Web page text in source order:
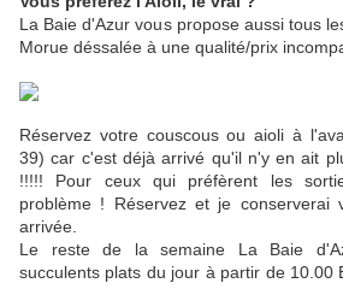
La Baie d'Azur vous propose aussi tous
Morue déssalée à une qualité/prix
Réservez votre couscous ou aioli à
39) car c'est déjà arrivé qu'il n'y en ait
!!!!! Pour ceux qui préfèrent les
problème ! Réservez et je conserverai
arrivée.
Le reste de la semaine La Baie
succulents plats du jour à partir de 10.00